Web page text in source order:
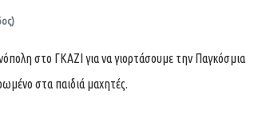
στο ΓΚΑΖΙ για να γιορτάσουμε την Παγκόσμια
στα παιδιά μαχητές.